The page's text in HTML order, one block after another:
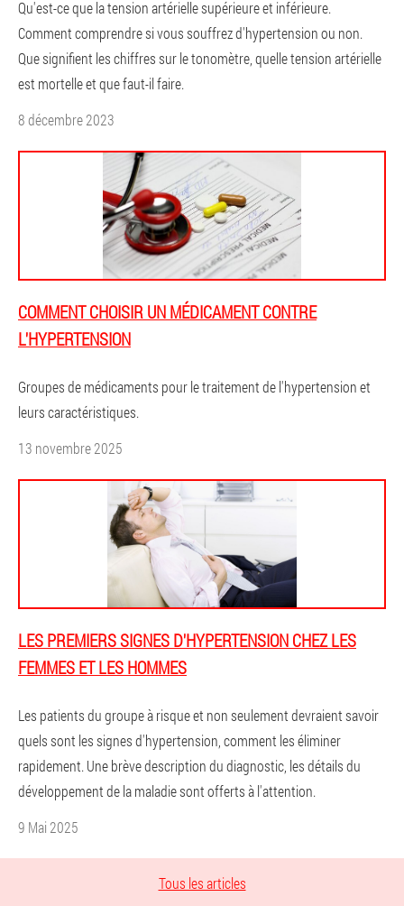
Qu'est-ce que la tension artérielle supérieure et inférieure.
Comment comprendre si vous souffrez d'hypertension ou non.
Que signifient les chiffres sur le tonomètre, quelle tension artérielle
est mortelle et que faut-il faire.
8 décembre 2023
COMMENT CHOISIR UN MÉDICAMENT CONTRE
L'HYPERTENSION
Groupes de médicaments pour le traitement de l'hypertension et
leurs caractéristiques.
13 novembre 2025
LES PREMIERS SIGNES D'HYPERTENSION CHEZ LES
FEMMES ET LES HOMMES
Les patients du groupe à risque et non seulement devraient savoir
quels sont les signes d'hypertension, comment les éliminer
rapidement. Une brève description du diagnostic, les détails du
développement de la maladie sont offerts à l'attention.
9 Mai 2025
Tous les articles